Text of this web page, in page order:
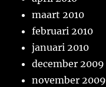
maart 2010
februari 2010
januari 2010
december 2009
november 2009